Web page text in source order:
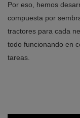
Por eso, hemos
compuesta por
tractores para cada
todo funcionando en
tareas.